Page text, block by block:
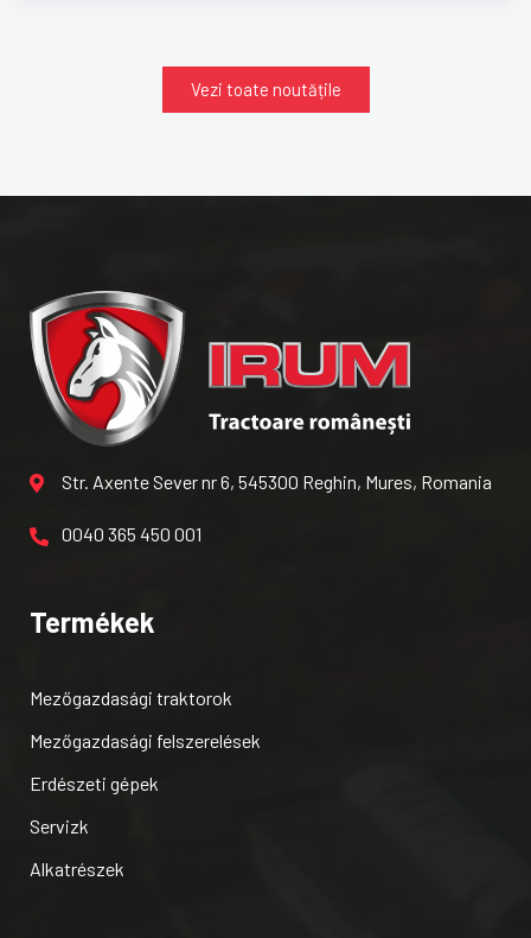
Vezi toate noutățile
Str. Axente Sever nr 6, 545300 Reghin, Mures, Romania
0040 365 450 001
Termékek
Mezőgazdasági traktorok
Mezőgazdasági felszerelések
Erdészeti gépek
Servizk
Alkatrészek